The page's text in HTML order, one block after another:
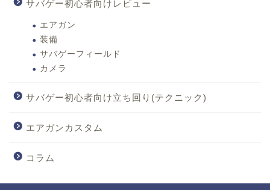
サバゲー初心者向けレビュー
エアガン
装備
サバゲーフィールド
カメラ
サバゲー初心者向け立ち回り(テクニック)
エアガンカスタム
コラム